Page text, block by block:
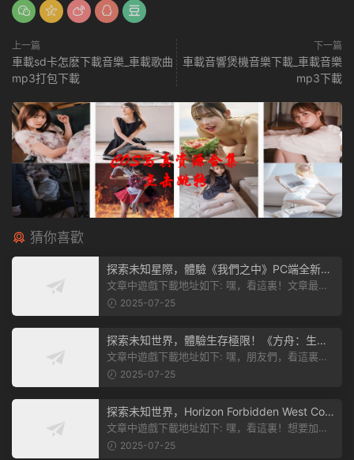
上一篇
車載sd卡怎麽下載音樂_車載歌曲
mp3打包下載
下一篇
車載音響煲機音樂下載_車載音樂
mp3下載
猜你喜歡
探索未知星際，體驗《我們之中》PC端全新版
本
文章中遊戲下載地址如下: 嘿，看這裏！文章最後
有個圖片，點一下就能加入我們遊...
2025-07-25
探索未知世界，體驗生存極限！《方舟：生存
飛升》v38.9中文版全新升級！
文章中遊戲下載地址如下: 嘿，朋友們，看這裏！
《方舟：生存飛升》這個遊戲超火...
2025-07-25
探索未知世界，Horizon Forbidden West Com
plete Edition正式發布！
文章中遊戲下載地址如下: 嘿，看這裏！想要加入
遊戲資源分享群，就點文章最後那...
2025-07-25